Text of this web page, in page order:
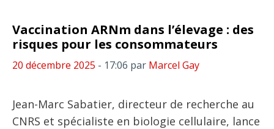
Vaccination ARNm dans l’élevage : des
risques pour les consommateurs
20 décembre 2025 - 17:06 par Marcel Gay
Jean-Marc Sabatier, directeur de recherche au
CNRS et spécialiste en biologie cellulaire, lance